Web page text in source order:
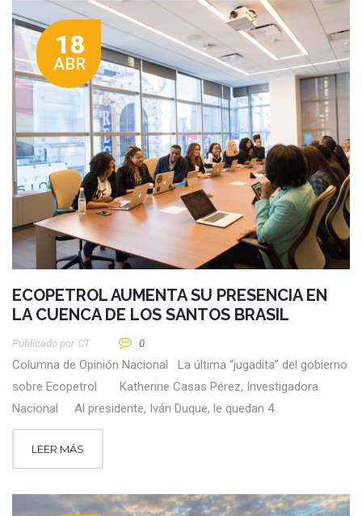
18
ABR
ECOPETROL AUMENTA SU PRESENCIA EN
LA CUENCA DE LOS SANTOS BRASIL
Publicado por CT 0
Columna de Opinión Nacional La última “jugadita” del gobierno
sobre Ecopetrol Katherine Casas Pérez, Investigadora
Nacional Al presidente, Iván Duque, le quedan 4
LEER MÁS